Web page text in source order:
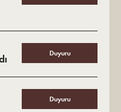
Duyuru
Duyuru